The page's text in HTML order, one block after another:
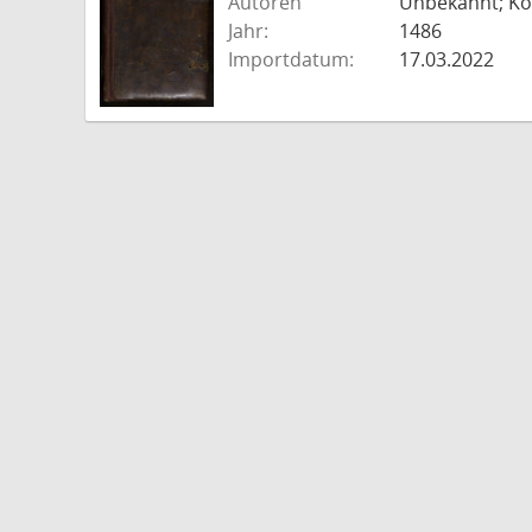
Jahr:
1486
Importdatum:
17.03.2022